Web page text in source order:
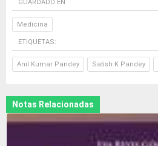
GUARDADO EN
Medicina
ETIQUETAS:
Anil Kumar Pandey Satish K Pandey
Notas Relacionadas